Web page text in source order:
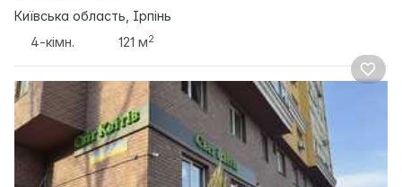
Київська область, Ірпінь
4-кімн.
121 м2